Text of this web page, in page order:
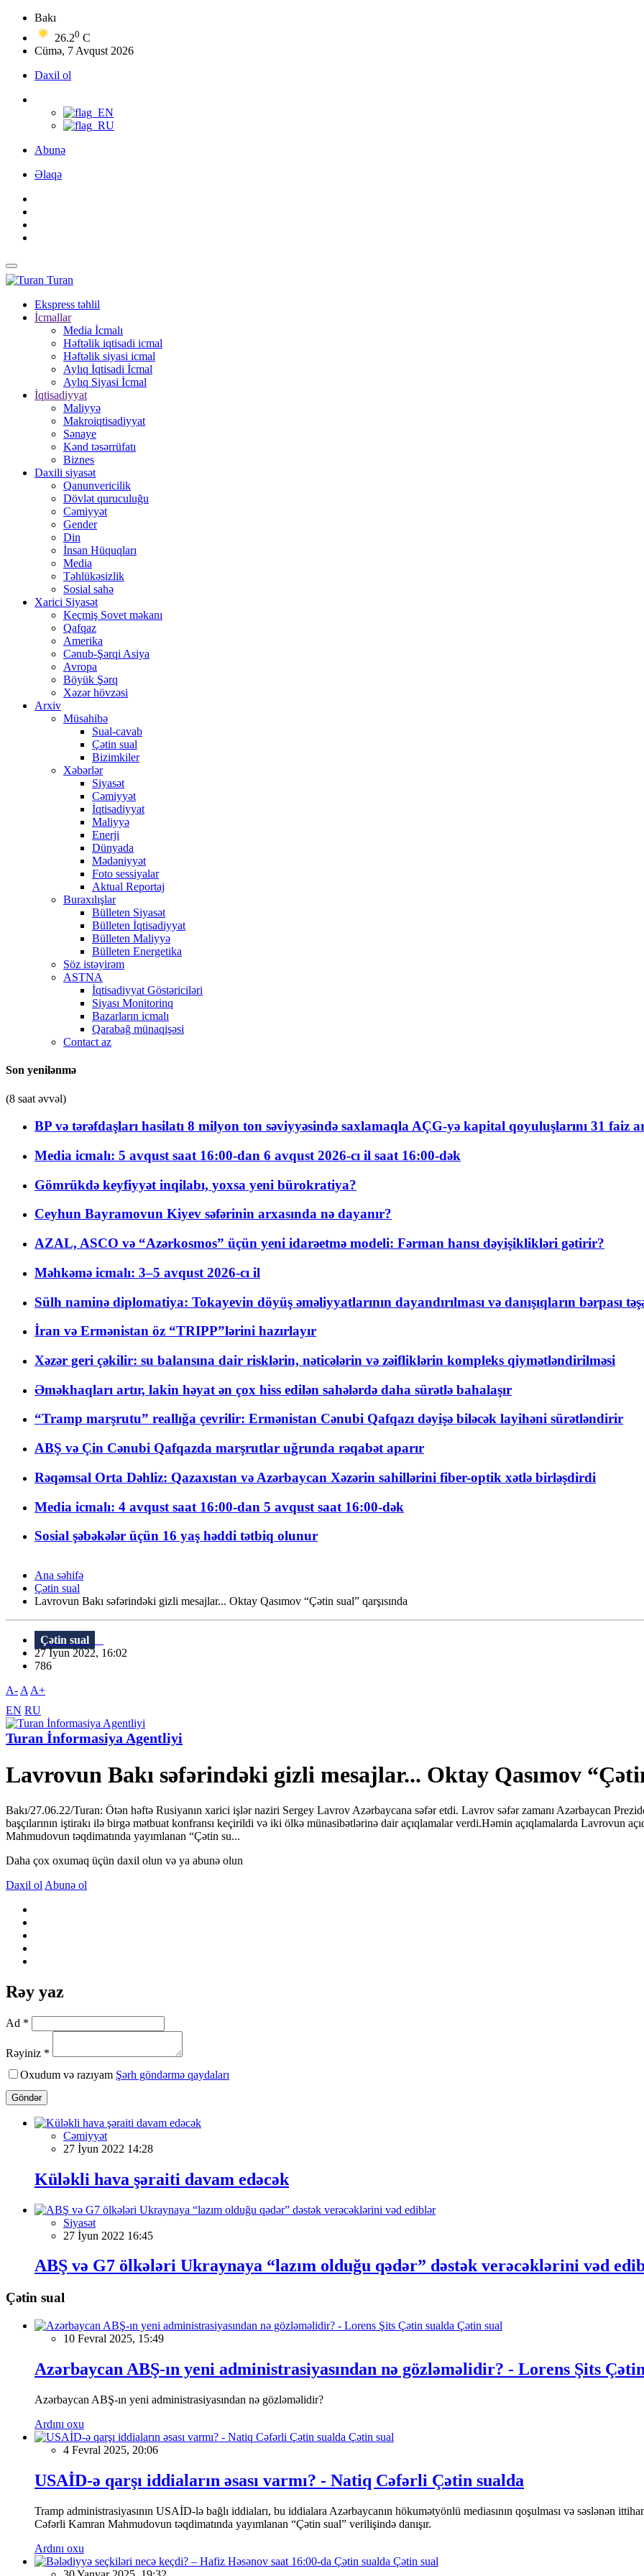
Bakı
26.20 C
Cümə, 7 Avqust 2026
Daxil ol
Abunə
Əlaqə
Turan
Ekspress təhlil
İcmallar
Media İcmalı
Həftəlik iqtisadi icmal
Həftəlik siyasi icmal
Aylıq İqtisadi İcmal
Aylıq Siyasi İcmal
İqtisadiyyat
Maliyyə
Makroiqtisadiyyat
Sənaye
Kənd təsərrüfatı
Biznes
Daxili siyasət
Qanunvericilik
Dövlət quruculuğu
Cəmiyyət
Gender
Din
İnsan Hüquqları
Media
Təhlükəsizlik
Sosial sahə
Xarici Siyasət
Keçmiş Sovet məkanı
Qafqaz
Amerika
Cənub-Şərqi Asiya
Avropa
Böyük Şərq
Xəzər hövzəsi
Arxiv
Müsahibə
Sual-cavab
Çətin sual
Bizimkiler
Xəbərlər
Siyasət
Cəmiyyət
İqtisadiyyat
Maliyyə
Enerji
Dünyada
Mədəniyyət
Foto sessiyalar
Aktual Reportaj
Buraxılışlar
Bülleten Siyasət
Bülleten İqtisadiyyat
Bülleten Maliyyə
Bülleten Energetika
Söz istəyirəm
ASTNA
İqtisadiyyat Göstəriciləri
Siyası Monitorinq
Bazarların icmalı
Qarabağ münaqişəsi
Contact az
Son yenilənmə
(8 saat əvvəl)
BP və tərəfdaşları hasilatı 8 milyon ton səviyyəsində saxlamaqla AÇG-yə kapital qoyuluşlarını 31 faiz
Media icmalı: 5 avqust saat 16:00-dan 6 avqust 2026-cı il saat 16:00-dək
Gömrükdə keyfiyyət inqilabı, yoxsa yeni bürokratiya?
Ceyhun Bayramovun Kiyev səfərinin arxasında nə dayanır?
AZAL, ASCO və “Azərkosmos” üçün yeni idarəetmə modeli: Fərman hansı dəyişiklikləri gətirir?
Məhkəmə icmalı: 3–5 avqust 2026-cı il
Sülh naminə diplomatiya: Tokayevin döyüş əməliyyatlarının dayandırılması və danışıqların bərpası
İran və Ermənistan öz “TRIPP”lərini hazırlayır
Xəzər geri çəkilir: su balansına dair risklərin, nəticələrin və zəifliklərin kompleks qiymətləndirilməsi
Əməkhaqları artır, lakin həyat ən çox hiss edilən sahələrdə daha sürətlə bahalaşır
“Tramp marşrutu” reallığa çevrilir: Ermənistan Cənubi Qafqazı dəyişə biləcək layihəni sürətləndirir
ABŞ və Çin Cənubi Qafqazda marşrutlar uğrunda rəqabət aparır
Rəqəmsal Orta Dəhliz: Qazaxıstan və Azərbaycan Xəzərin sahillərini fiber-optik xətlə birləşdirdi
Media icmalı: 4 avqust saat 16:00-dan 5 avqust saat 16:00-dək
Sosial şəbəkələr üçün 16 yaş həddi tətbiq olunur
Ana səhifə
Çətin sual
Lavrovun Bakı səfərindəki gizli mesajlar... Oktay Qasımov “Çətin sual” qarşısında
Çətin sual
27 İyun 2022, 16:02
786
A- A A+
EN RU
Turan İnformasiya Agentliyi
Lavrovun Bakı səfərindəki gizli mesajlar... Oktay Qasımov
Bakı/27.06.22/Turan: Ötən həftə Rusiyanın xarici işlər naziri Sergey Lavrov Azərbaycana səfər etdi. Lavrov səfər zamanı Azərbaycan
başçılarının iştirakı ilə birgə mətbuat konfransı keçirildi və iki ölkə münasibətlərinə dair açıqlamalar verdi.Həmin açıqlamalarda Lavrovun
Mahmudovun təqdimatında yayımlanan “Çətin su...
Daha çox oxumaq üçün daxil olun və ya abunə olun
Daxil ol Abunə ol
Rəy yaz
Ad *
Rəyiniz *
Oxudum və razıyam Şərh göndərmə qaydaları
Göndər
Cəmiyyət
27 İyun 2022 14:28
Küləkli hava şəraiti davam edəcək
Siyasət
27 İyun 2022 16:45
ABŞ və G7 ölkələri Ukraynaya “lazım olduğu qədər” dəstək verəcəklərini vəd
Çətin sual
Çətin sual
10 Fevral 2025, 15:49
Azərbaycan ABŞ-ın yeni administrasiyasından nə gözləməlidir? - Lorens Şits
Azərbaycan ABŞ-ın yeni administrasiyasından nə gözləməlidir?
Ardını oxu
Çətin sual
4 Fevral 2025, 20:06
USAİD-ə qarşı iddiaların əsası varmı? - Natiq Cəfərli Çətin sualda
Tramp administrasiyasının USAİD-lə bağlı iddiaları, bu iddialara Azərbaycanın hökumətyönlü mediasının qoşulması və səslənən
Cəfərli Kamran Mahmudovun təqdimatında yayımlanan “Çətin sual” verilişində danışır.
Ardını oxu
Çətin sual